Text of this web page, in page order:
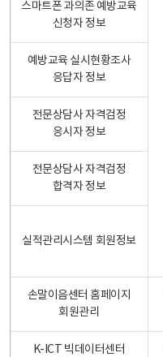
스마트폰 과의존 예방교육
신청자 정보
예방교육 실시현황조사
응답자 정보
전문상담사 자격검정
응시자 정보
전문상담사 자격검정
합격자 정보
실적관리시스템 회원정보
손말이음센터 홈페이지
회원관리
K-ICT 빅데이터센터